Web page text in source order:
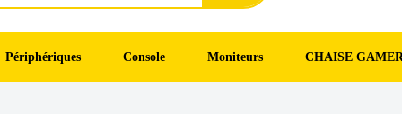
Périphériques Console Moniteurs CHAISE